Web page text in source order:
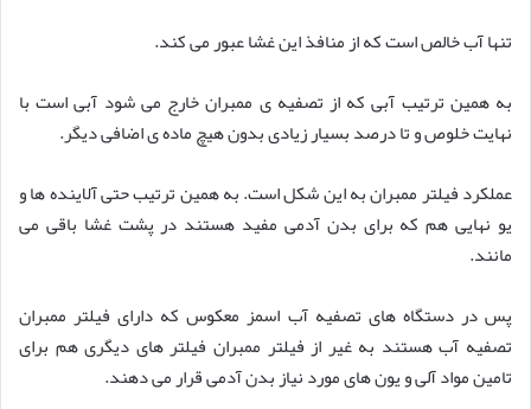
تنها آب خالص است که از منافذ این غشا عبور می کند.
به همین ترتیب آبی که از تصفیه ی ممبران خارج می شود آبی است با
نهایت خلوص و تا درصد بسیار زیادی بدون هیچ ماده ی اضافی دیگر.
عملکرد فیلتر ممبران به این شکل است. به همین ترتیب حتی آلاینده ها و
یو نهایی هم که برای بدن آدمی مفید هستند در پشت غشا باقی می
مانند.
پس در دستگاه های تصفیه آب اسمز معکوس که دارای فیلتر ممبران
تصفیه آب هستند به غیر از فیلتر ممبران فیلتر های دیگری هم برای
تامین مواد آلی و یون های مورد نیاز بدن آدمی قرار می دهند.